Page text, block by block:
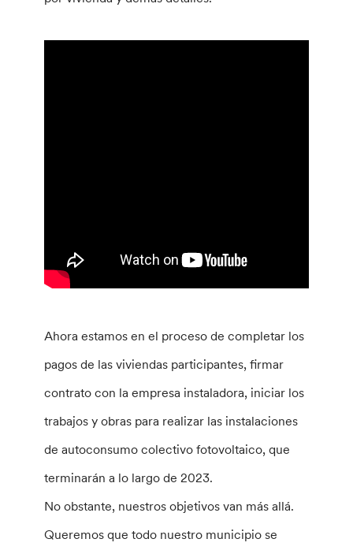
Ahora estamos en el proceso de completar los
pagos de las viviendas participantes, firmar
contrato con la empresa instaladora, iniciar los
trabajos y obras para realizar las instalaciones
de autoconsumo colectivo fotovoltaico, que
terminarán a lo largo de 2023.
No obstante, nuestros objetivos van más allá.
Queremos que todo nuestro municipio se